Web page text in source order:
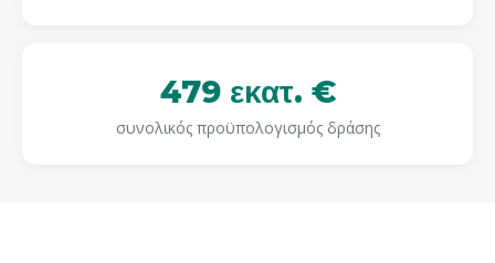
479 εκατ. €
συνολικός προϋπολογισμός δράσης